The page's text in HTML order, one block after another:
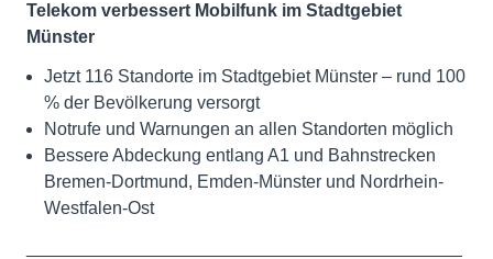
Telekom verbessert Mobilfunk im Stadtgebiet
Münster
Jetzt 116 Standorte im Stadtgebiet Münster – rund 100
% der Bevölkerung versorgt
Notrufe und Warnungen an allen Standorten möglich
Bessere Abdeckung entlang A1 und Bahnstrecken
Bremen-Dortmund, Emden-Münster und Nordrhein-
Westfalen-Ost